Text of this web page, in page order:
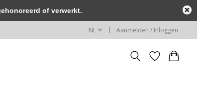
NL Aanmelden / Inloggen
of verwerkt.